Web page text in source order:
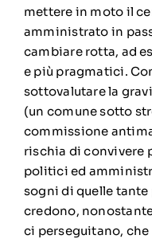
mettere in moto il
amministrato in
cambiare rotta, ad
e più pragmatici.
sottovalutare la
(un comune sotto
commissione
rischia di convivere
politici ed
sogni di quelle tante
credono,
ci perseguitano,